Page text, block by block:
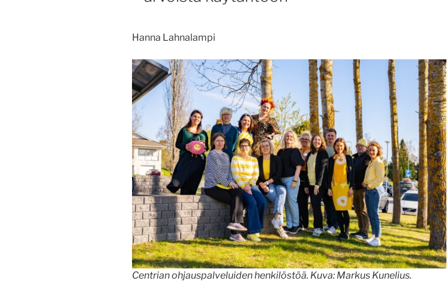
Hanna Lahnalampi
Centrian ohjauspalveluiden henkilöstöä. Kuva: Markus Kunelius.